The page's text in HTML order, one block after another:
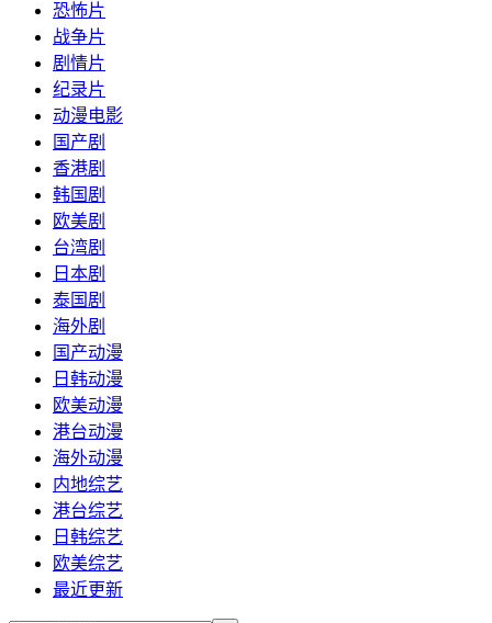
恐怖片
战争片
剧情片
纪录片
动漫电影
国产剧
香港剧
韩国剧
欧美剧
台湾剧
日本剧
泰国剧
海外剧
国产动漫
日韩动漫
欧美动漫
港台动漫
海外动漫
内地综艺
港台综艺
日韩综艺
欧美综艺
最近更新